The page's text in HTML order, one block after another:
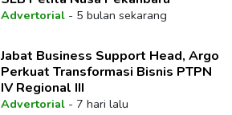
Advertorial- 5 bulan sekarang
Jabat Business Support Head, Argo
Perkuat Transformasi Bisnis PTPN
IV Regional III
Advertorial- 7 hari lalu